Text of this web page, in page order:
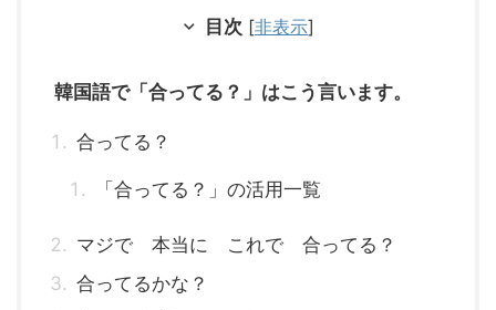
目次 [非表示]
韓国語で「合ってる？」はこう言います。
合ってる？
「合ってる？」の活用一覧
マジで 本当に これで 合ってる？
合ってるかな？